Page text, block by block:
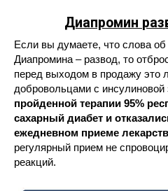
Диапромин
Если вы думаете, что слова
Диапромина – развод, то
перед выходом в продажу это
добровольцами с инсулиновой
пройденной терапии 95%
сахарный диабет и
ежедневном приеме
регулярный прием не
реакций.